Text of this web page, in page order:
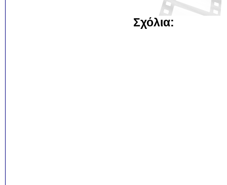
Σχόλια: